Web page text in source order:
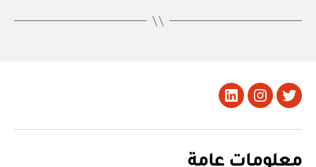
تويتر Instagram
LinkedIn
معلومات عامة